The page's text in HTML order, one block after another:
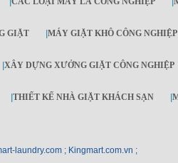
GIẶT |MÁY GIẶT KHÔ CÔNG
|XÂY DỰNG XƯỞNG GIẶT CÔNG NGHIỆP
|THIẾT KẾ NHÀ GIẶT KHÁCH SẠN |
laundry.com ; Kingmart.com.vn ;